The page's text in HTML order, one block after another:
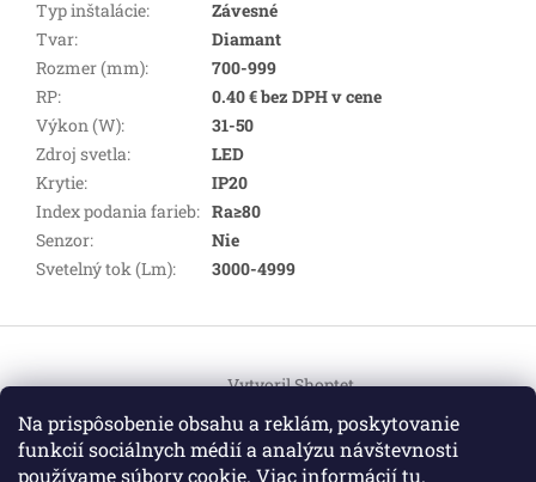
Na prispôsobenie obsahu a reklám, poskytovanie
funkcií sociálnych médií a analýzu návštevnosti
používame súbory cookie. Viac informáciítu.
Typ inštalácie:
Závesné
Tvar:
Diamant
Rozmer (mm):
700-999
RP:
0.40 € bez DPH v cene
Výkon (W):
31-50
Zdroj svetla:
LED
Krytie:
IP20
Index podania farieb: Ra≥80
Senzor:
Nie
Svetelný tok (Lm): 3000-4999
p
Vytvoril Shoptet
Copyright 2026HEMI Elektro. Všetky práva vyhradené.